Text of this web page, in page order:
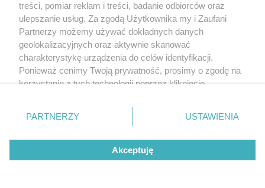
treści, pomiar reklam i treści, badanie odbiorców oraz
ulepszanie usług. Za zgodą Użytkownika my i Zaufani
Partnerzy możemy używać dokładnych danych
geolokalizacyjnych oraz aktywnie skanować
charakterystykę urządzenia do celów identyfikacji.
Ponieważ cenimy Twoją prywatność, prosimy o zgodę na
korzystanie z tych technologii poprzez kliknięcie
zmienić/wycofać klikając przycisk ustawień prywatności
znajdujący się w lewym dolnym rogu strony
rodzaje przetwarzania danych nie wymagają zgody
użytkownika, ale masz prawo sprzeciwić się takiemu
przetwarzaniu. Preferencje będą miały zastosowanie tylko
PARTNERZY USTAWIENIA
Akceptuję